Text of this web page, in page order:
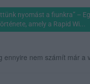
nyomást a fiunkra” –
amely a Rapid Wi...
ennyire nem számít már a